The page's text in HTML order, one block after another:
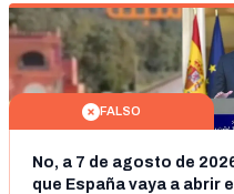
FALSO
No, a 7 de agosto de
que España vaya a abrir